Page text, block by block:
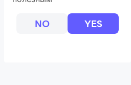
NO YES